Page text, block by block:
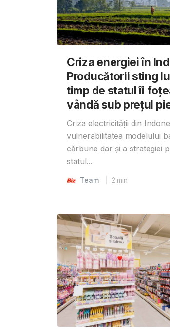
Criza energiei în
Producătorii sting
timp de statul îi
vândă sub prețul
Criza electricității din
vulnerabilitatea modelului
cărbune dar și a strategiei
statul...
Team 2 min